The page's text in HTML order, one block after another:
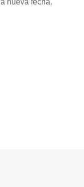
nueva fecha.